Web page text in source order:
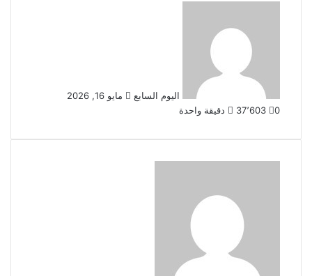
اليوم السابع
مايو 16, 2026
0
دقيقة واحدة